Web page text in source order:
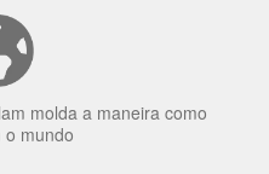
uma pessoa.